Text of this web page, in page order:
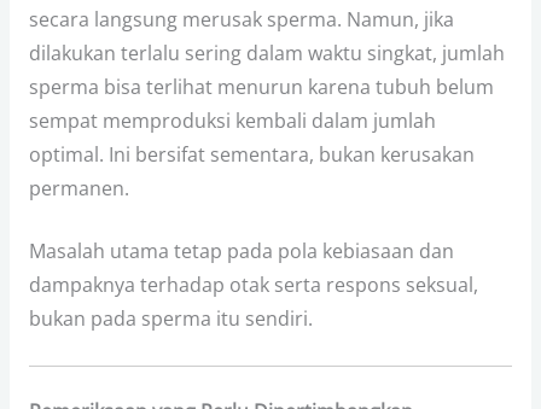
secara langsung merusak sperma. Namun, jika
dilakukan terlalu sering dalam waktu singkat, jumlah
sperma bisa terlihat menurun karena tubuh belum
sempat memproduksi kembali dalam jumlah
optimal. Ini bersifat sementara, bukan kerusakan
permanen.
Masalah utama tetap pada pola kebiasaan dan
dampaknya terhadap otak serta respons seksual,
bukan pada sperma itu sendiri.